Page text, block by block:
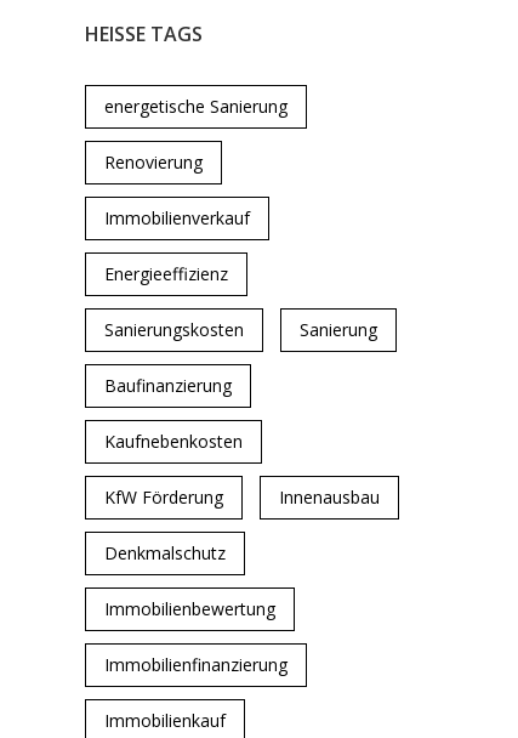
HEISSE TAGS
energetische Sanierung
Renovierung
Immobilienverkauf
Energieeffizienz
Sanierungskosten Sanierung
Baufinanzierung
Kaufnebenkosten
KfW Förderung Innenausbau
Denkmalschutz
Immobilienbewertung
Immobilienfinanzierung
Immobilienkauf